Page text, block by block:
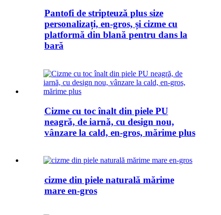
Pantofi de stripteuză plus size
personalizați, en-gros, și cizme cu
platformă din blană pentru dans la
bară
Cizme cu toc înalt din piele PU
neagră, de iarnă, cu design nou,
vânzare la cald, en-gros, mărime plus
cizme din piele naturală mărime
mare en-gros